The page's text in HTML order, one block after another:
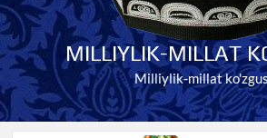
MILLIYLIK-MILLAT
Milliylik-millat